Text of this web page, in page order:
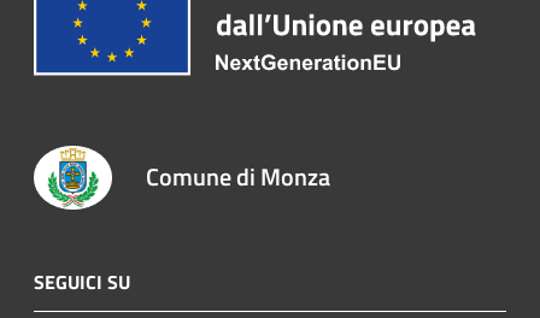
Comune di Monza
SEGUICI SU